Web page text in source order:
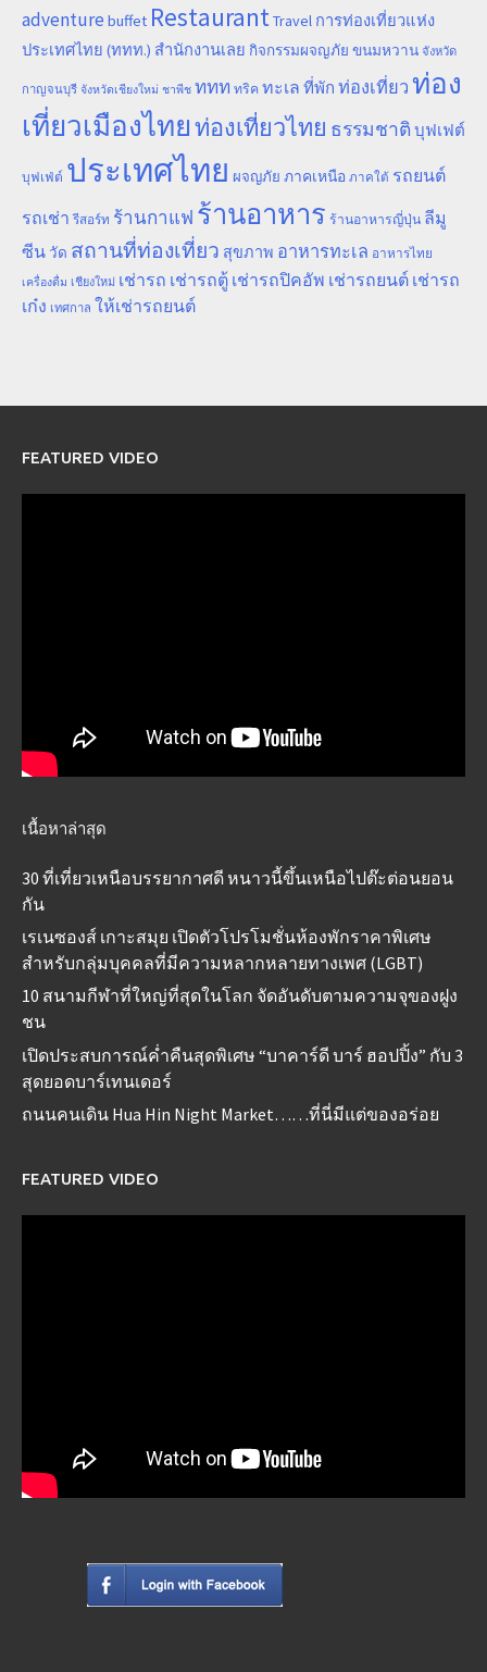
adventure buffet RestaurantTravel การท่องเที่ยวแห่ง
ประเทศไทย (ททท.) สำนักงานเลย กิจกรรมผจญภัย ขนมหวาน จังหวัด
กาญจนบุรี จังหวัดเชียงใหม่ ชาพีช ททท ทริค ทะเล ที่พัก ท่องเที่ยวท่อง
เที่ยวเมืองไทยท่องเที่ยวไทย ธรรมชาติ บุฟเฟต์
บุฟเฟ่ต์ ประเทศไทย ผจญภัย ภาคเหนือ ภาคใต้ รถยนต์
รถเช่า รีสอร์ท ร้านกาแฟ ร้านอาหาร ร้านอาหารญี่ปุ่น ลีมู
ซีน วัด สถานที่ท่องเที่ยว สุขภาพ อาหารทะเล อาหารไทย
เครื่องดื่ม เชียงใหม่ เช่ารถ เช่ารถตู้ เช่ารถปิคอัพ เช่ารถยนต์ เช่ารถ
เก๋ง เทศกาล ให้เช่ารถยนต์
FEATURED VIDEO
เนื้อหาล่าสุด
30 ที่เที่ยวเหนือบรรยากาศดี หนาวนี้ขึ้นเหนือไปต๊ะต่อนยอน
กัน
เรเนซองส์ เกาะสมุย เปิดตัวโปรโมชั่นห้องพักราคาพิเศษ
สำหรับกลุ่มบุคคลที่มีความหลากหลายทางเพศ (LGBT)
10 สนามกีฬาที่ใหญ่ที่สุดในโลก จัดอันดับตามความจุของฝูง
ชน
เปิดประสบการณ์ค่ำคืนสุดพิเศษ “บาคาร์ดี บาร์ ฮอปปิ้ง” กับ 3
สุดยอดบาร์เทนเดอร์
ถนนคนเดิน Hua Hin Night Market……ที่นี่มีแต่ของอร่อย
FEATURED VIDEO